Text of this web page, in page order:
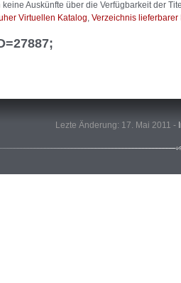
Auskünfte über die Verfügbarkeit der
Virtuellen Katalog Verzeichnis lieferbarer
Lezte Änderung: 17. Mai 2011 -